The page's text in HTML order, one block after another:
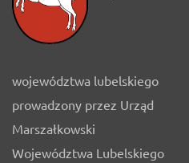
województwa lubelskiego
prowadzony przez Urząd
Marszałkowski
Województwa Lubelskiego